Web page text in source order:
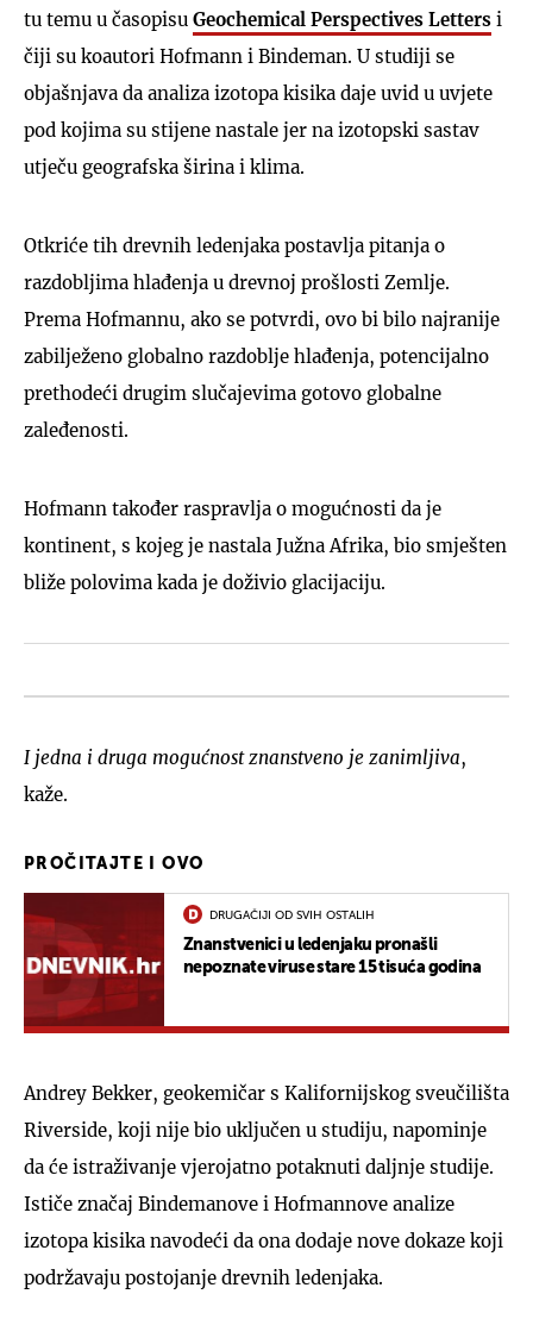
tu temu u časopisu Geochemical Perspectives Letters i
čiji su koautori Hofmann i Bindeman. U studiji se
objašnjava da analiza izotopa kisika daje uvid u uvjete
pod kojima su stijene nastale jer na izotopski sastav
utječu geografska širina i klima.
Otkriće tih drevnih ledenjaka postavlja pitanja o
razdobljima hlađenja u drevnoj prošlosti Zemlje.
Prema Hofmannu, ako se potvrdi, ovo bi bilo najranije
zabilježeno globalno razdoblje hlađenja, potencijalno
prethodeći drugim slučajevima gotovo globalne
zaleđenosti.
Hofmann također raspravlja o mogućnosti da je
kontinent, s kojeg je nastala Južna Afrika, bio smješten
bliže polovima kada je doživio glacijaciju.
I jedna i druga mogućnost znanstveno je zanimljiva,
kaže.
PROČITAJTE I OVO
DRUGAČIJI OD SVIH OSTALIH
Znanstvenici u ledenjaku pronašli
nepoznate viruse stare 15 tisuća godina
Andrey Bekker, geokemičar s Kalifornijskog sveučilišta
Riverside, koji nije bio uključen u studiju, napominje
da će istraživanje vjerojatno potaknuti daljnje studije.
Ističe značaj Bindemanove i Hofmannove analize
izotopa kisika navodeći da ona dodaje nove dokaze koji
podržavaju postojanje drevnih ledenjaka.